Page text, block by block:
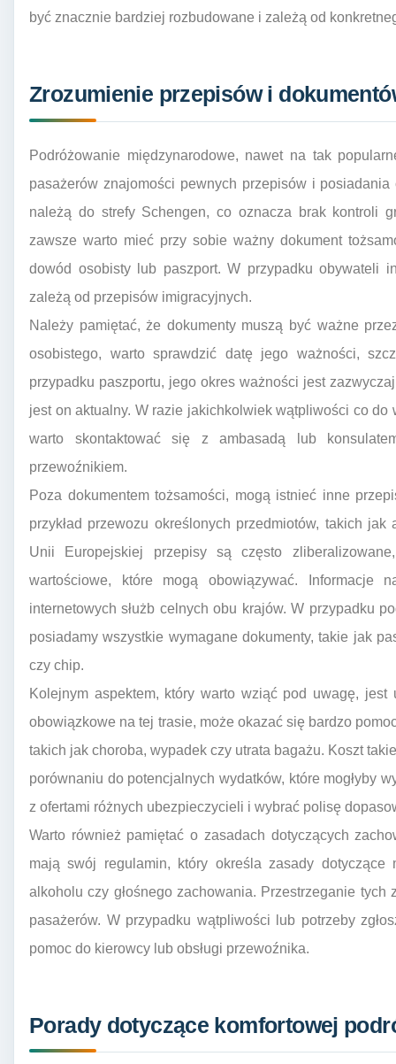
być znacznie bardziej rozbudowane i zależą od
Zrozumienie przepisów i
Podróżowanie międzynarodowe, nawet na tak
pasażerów znajomości pewnych przepisów i
należą do strefy Schengen, co oznacza brak kontroli
zawsze warto mieć przy sobie ważny dokument
dowód osobisty lub paszport. W przypadku obywateli
zależą od przepisów imigracyjnych.
Należy pamiętać, że dokumenty muszą być ważne
osobistego, warto sprawdzić datę jego ważności,
przypadku paszportu, jego okres ważności jest
jest on aktualny. W razie jakichkolwiek wątpliwości co
warto skontaktować się z ambasadą lub
przewoźnikiem.
Poza dokumentem tożsamości, mogą istnieć inne
przykład przewozu określonych przedmiotów, takich
Unii Europejskiej przepisy są często
wartościowe, które mogą obowiązywać. Informacje
internetowych służb celnych obu krajów. W przypadku
posiadamy wszystkie wymagane dokumenty, takie jak
czy chip.
Kolejnym aspektem, który warto wziąć pod uwagę,
obowiązkowe na tej trasie, może okazać się bardzo
takich jak choroba, wypadek czy utrata bagażu. Koszt
porównaniu do potencjalnych wydatków, które mogłyby
z ofertami różnych ubezpieczycieli i wybrać polisę
Warto również pamiętać o zasadach dotyczących
mają swój regulamin, który określa zasady
alkoholu czy głośnego zachowania. Przestrzeganie
pasażerów. W przypadku wątpliwości lub potrzeby
pomoc do kierowcy lub obsługi przewoźnika.
Porady dotyczące komfortowej